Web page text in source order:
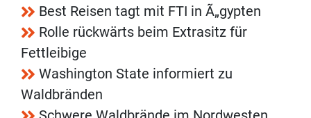
Best Reisen tagt mit FTI in Ã„gypten
Rolle rückwärts beim Extrasitz für
Fettleibige
Washington State informiert zu
Waldbränden